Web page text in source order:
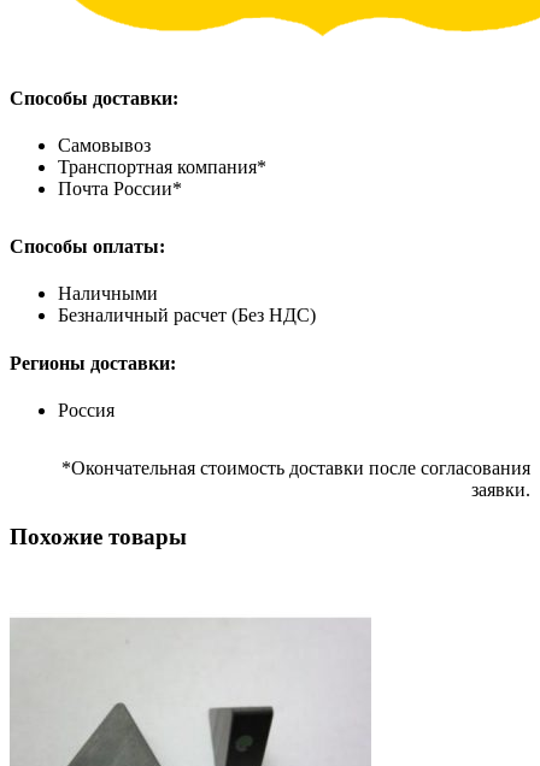
Способы доставки:
Самовывоз
Транспортная компания*
Почта России*
Способы оплаты:
Наличными
Безналичный расчет (Без НДС)
Регионы доставки:
Россия
*Окончательная стоимость доставки после согласования
заявки.
Похожие товары